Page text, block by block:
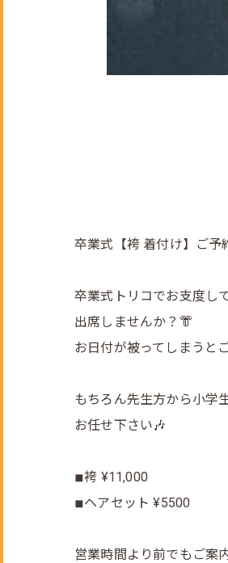
卒業式【袴 着付け】ご
卒業式トリコでお支度し
出席しませんか？👘
お日付が被ってしまうと
もちろん先生方から小学
お任せ下さい🎶
◾︎袴 ¥11,000
◾︎ヘアセット ¥5500
営業時間より前でもご案